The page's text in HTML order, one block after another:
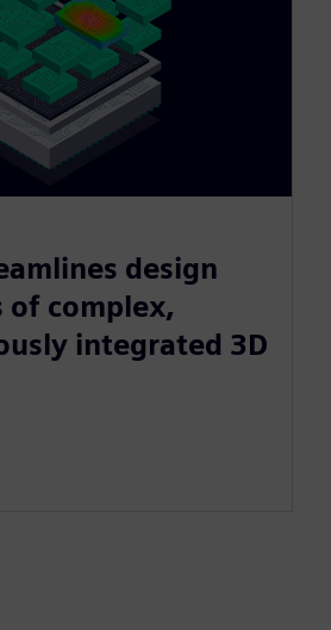
design
of complex,
integrated 3D